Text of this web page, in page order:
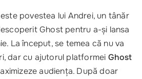
povestea lui Andrei, un tânăr
Ghost pentru a-și lansa
La început, se temea că nu va
dar cu ajutorul platformei Ghost
audiența. După doar